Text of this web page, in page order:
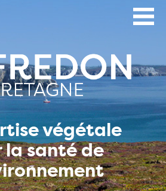
végétale
la santé de